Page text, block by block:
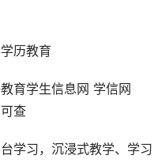
历教育
育学生信息网 学信网
查
学习，沉浸式教学、学习